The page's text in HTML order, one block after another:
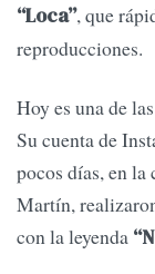
“Loca”, que
reproducciones.
Hoy es una de
Su cuenta de
pocos días, en
Martín,
con la leyenda